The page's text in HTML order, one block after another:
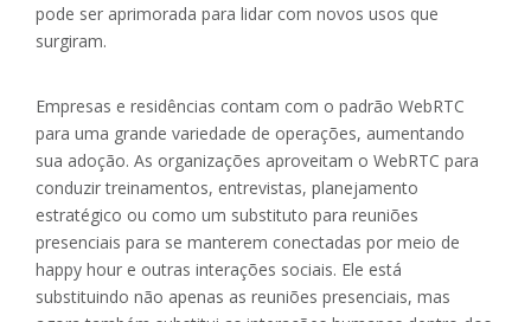
pode ser aprimorada para lidar com novos usos que
surgiram.
Empresas e residências contam com o padrão WebRTC
para uma grande variedade de operações, aumentando
sua adoção. As organizações aproveitam o WebRTC para
conduzir treinamentos, entrevistas, planejamento
estratégico ou como um substituto para reuniões
presenciais para se manterem conectadas por meio de
happy hour e outras interações sociais. Ele está
substituindo não apenas as reuniões presenciais, mas